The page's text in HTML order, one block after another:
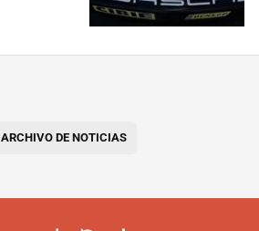
ARCHIVO DE NOTICIAS